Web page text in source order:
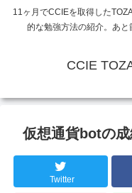
11ヶ月でCCIEを取得した
的な勉強方法の紹介。あと
CCIE
仮想通貨botの
Twitter